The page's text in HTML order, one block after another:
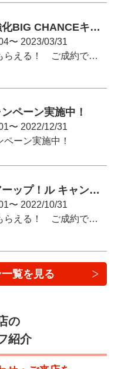
クルーズ
コントロール
エアバッグ
サイド
エアバッグ
フロントカメラ
バックカメラ
エコカー減税
リフトアップ
『春の買取強化BIG CHANCEキャンペーン』
〜 2023/03/31
ペーン実施中！
〜 2022/12/31
ーン実施中！
『スマイルアーップ！ル キャンペーン』
〜 2022/10/31
ご来店査定でもらえる！ ご成約で当たる（かも）！
覧を見る
の
紹介